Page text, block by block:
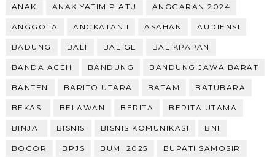
ANAK ANAK YATIM PIATU ANGGARAN 2024
ANGGOTA ANGKATAN I ASAHAN AUDIENSI
BADUNG BALI BALIGE BALIKPAPAN
BANDA ACEH BANDUNG BANDUNG JAWA BARAT
BANTEN BARITO UTARA BATAM BATUBARA
BEKASI BELAWAN BERITA BERITA UTAMA
BINJAI BISNIS BISNIS KOMUNIKASI BNI
BOGOR BPJS BUMI 2025 BUPATI SAMOSIR